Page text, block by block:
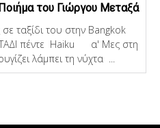
του Γιώργου Μεταξά
ταξίδι του στην Bangkok
πέντε Haiku α' Μες στη
λάμπει τη νύχτα ...